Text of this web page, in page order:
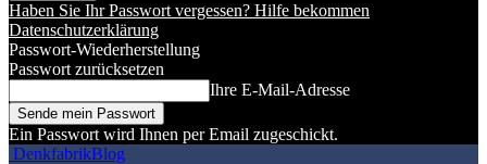
Haben Sie Ihr Passwort vergessen? Hilfe bekommen
Datenschutzerklärung
Passwort-Wiederherstellung
Passwort zurücksetzen
Ihre E-Mail-Adresse
Ein Passwort wird Ihnen per Email zugeschickt.
DenkfabrikBlog